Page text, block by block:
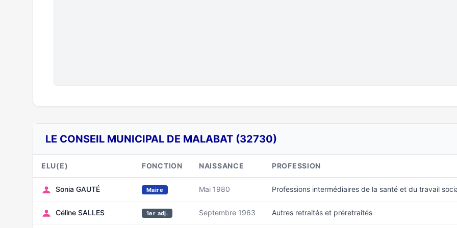
LE CONSEIL MUNICIPAL DE MALABAT (32730)
ELU(E) FONCTION NAISSANCE PROFESSION
Sonia GAUTÉ Maire Mai 1980 Professions intermédiaires de la santé et du travail
Céline SALLES 1er adj. Septembre 1963 Autres retraités et préretraités